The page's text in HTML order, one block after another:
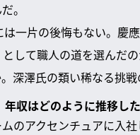
。
一片の後悔もない。慶
して職人の道を選んだの
深澤氏の類い稀なる挑戦
収はどのように推移し
のアクセンチュアに入